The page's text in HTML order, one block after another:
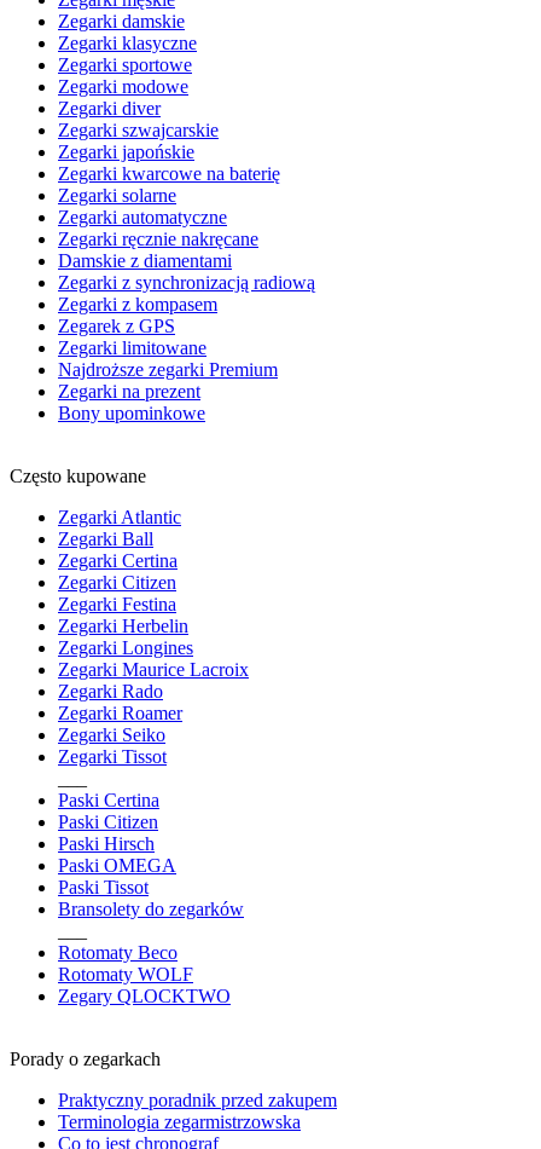
Zegarki damskie
Zegarki klasyczne
Zegarki sportowe
Zegarki modowe
Zegarki diver
Zegarki szwajcarskie
Zegarki japońskie
Zegarki kwarcowe na baterię
Zegarki solarne
Zegarki automatyczne
Zegarki ręcznie nakręcane
Damskie z diamentami
Zegarki z synchronizacją radiową
Zegarki z kompasem
Zegarek z GPS
Zegarki limitowane
Najdroższe zegarki Premium
Zegarki na prezent
Bony upominkowe
Często kupowane
Zegarki Atlantic
Zegarki Ball
Zegarki Certina
Zegarki Citizen
Zegarki Festina
Zegarki Herbelin
Zegarki Longines
Zegarki Maurice Lacroix
Zegarki Rado
Zegarki Roamer
Zegarki Seiko
Zegarki Tissot
Paski Certina
Paski Citizen
Paski Hirsch
Paski OMEGA
Paski Tissot
Bransolety do zegarków
Rotomaty Beco
Rotomaty WOLF
Zegary QLOCKTWO
Porady o zegarkach
Praktyczny poradnik przed zakupem
Terminologia zegarmistrzowska
Co to jest chronograf